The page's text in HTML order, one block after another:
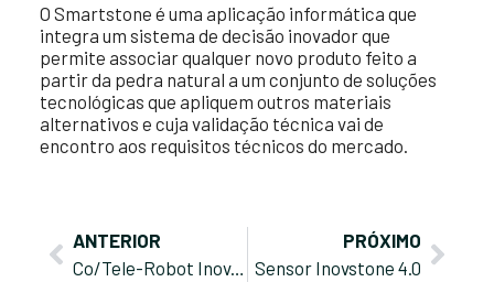
O Smartstone é uma aplicação informática que
integra um sistema de decisão inovador que
permite associar qualquer novo produto feito a
partir da pedra natural a um conjunto de soluções
tecnológicas que apliquem outros materiais
alternativos e cuja validação técnica vai de
encontro aos requisitos técnicos do mercado.
ANTERIOR
Co/Tele-Robot Inovstone 4.0
PRÓXIMO
Sensor Inovstone 4.0